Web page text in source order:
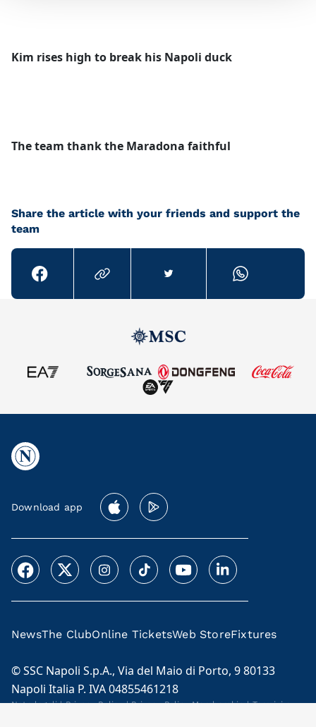
Kim rises high to break his Napoli duck
The team thank the Maradona faithful
Share the article with your friends and support the
team
Download app
NewsThe ClubOnline TicketsWeb StoreFixtures
© SSC Napoli S.p.A., Via del Maio di Porto, 9 80133
Napoli Italia P. IVA 04855461218
Note legali|Privacy Policy|Privacy Policy Membership|Termini e